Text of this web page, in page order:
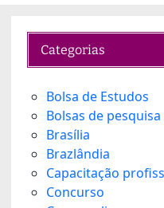
Categorias
Bolsa de Estudos
Bolsas de pesquisa
Brasília
Brazlândia
Capacitação
Concurso